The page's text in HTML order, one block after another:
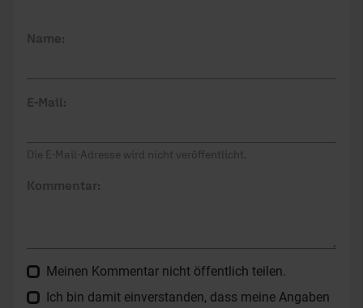
Name:
E-Mail:
Die E-Mail-Adresse wird nicht veröffentlicht.
Kommentar:
Meinen Kommentar nicht öffentlich teilen.
Ich bin damit einverstanden, dass meine Angaben